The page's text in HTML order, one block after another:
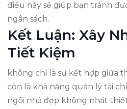
điều này sẽ giúp bạn tránh
ngân sách.
Kết Luận: Xây
Tiết Kiệm
không chỉ là sự kết hợp giữa
còn là khả năng quản lý tài
ngôi nhà đẹp không nhất